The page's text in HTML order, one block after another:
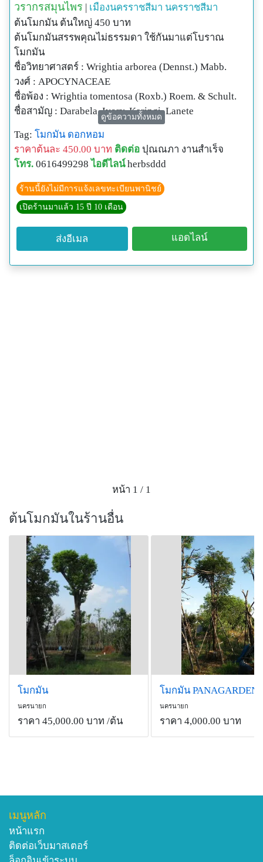
วรากรสมุนไพร | เมืองนครราชสีมา นครราชสีมา
ต้นโมกมัน ต้นใหญ่ 450 บาท
ต้นโมกมันสรรพคุณไม่ธรรมดา ใช้กันมาแต่โบราณ
โมกมัน
ชื่อวิทยาศาสตร์ : Wrightia arborea (Dennst.) Mabb.
วงศ์ : APOCYNACEAE
ชื่อพ้อง : Wrightia tomentosa (Roxb.) Roem. & Schult.
ชื่อสามัญ : Darabela, Ivory, Karingi, Lanete
ชื่ออื่น : แนแก มักมัน มูกน้อย มูกมัน
ลักษณะทางพฤกษศาสตร์ : ไม้ต้นขนาดกลาง สูงประมาณ
10-15 เมตร ใบ เป็นใบเดี่ยว เกิดเรียงสลับแบบตรงข้าม
แผ่นใบมีขนนุ่มปกคลุมโดยเฉพาะส่วนด้านใต้ใบ ลักษณะ
ใบเป็นรูปมน ขนาดกว้าง 3-8 ซม. ยาว 6-14 ซม. โคนและ
ปลายใบสอบเรียว ดอกออกเป็นช่อสั้นๆ เมื่อเริ่มบานข้าง
นอกสีเขียวอ่อน ด้านในสีขาวอมเหลือง เมื่อดอกบานจะมี
กลิ่นหอม ดอกออกประมาณเดือนเมษายน ถึง เดือน
พฤษภาคม ฝักยาวประมาณ 9-30 ซม. ภายในมีเมล็ดเรียง
ช่วยแก้ท้องร่วง (ยางจากต้น)
-ใช้เป็นยาแก้บิด ถ่ายเป็นมูกเลือด หมอยาพื้นบ้านจังหวัด
อุบลราชธานีจะใช้รากและเนื้อไม้นำมาต้มกับน้ำดื่มเป็น
ยาแก้บิด ถ่ายเป็นมูกเลือด (เปลือกต้น, ยางจากต้น, ราก
และเนื้อไม้)
-เนื้อไม้หรือแก่นมีรสร้อนขม เป็นยาขับโลหิต ช่วยขับ
โลหิตเสีย (เนื้อไม้หรือแก่น)
-ช่วยทำให้ประจำเดือนมาตามปกติ (เปลือกต้น)
-ช่วยแก้ตับพิการ (ใบ)
-ช่วยรักษาโรคไต (เปลือกต้น)
-ช่วยบำรุงถุงน้ำดี แก้ดีพิการ (แก่น)
-ช่วยขับน้ำเหลืองเสีย (ใบ)
-รากใช้เป็นยารักษางูกัด (ราก) ส่วนน้ำยางจากต้นใช้แก้
พิษงู (ยางจากต้น)
-ช่วยฆ่าเชื้อคุดทะราด เชื้อรำมะนาด (เปลือกต้น)
พยาธิ แก้ตกโลหิต แก้ฝีเปื่อยพัง แก้บวม แก้โรคผิวหนัง
จำพวกเรื้อน, เปลือกต้นเป็นยาแก้โลหิต แก้กำเดา เสมหะ
แก้จุกเสียด แก้ท้องร่วง แก้ตัวพยาธิ แก้ตกโลหิต ฆ่าพยาธิ
ดูข้อความทั้งหมด
Tag: โมกมัน ดอกหอม
ราคาต้นละ 450.00 บาท ติดต่อ ปุณณภา งานสำเร็จ
โทร. 0616499298 ไอดีไลน์ herbsddd
ร้านนี้ยังไม่มีการแจ้งเลขทะเบียนพานิชย์
เปิดร้านมาแล้ว 15 ปี 10 เดือน
ส่งอีเมล แอดไลน์
หน้า 1 / 1
ต้นโมกมันในร้านอื่น
โมกมัน
นครนายก
ราคา 45,000.00 บาท /ต้น
โมกมัน PANAGARDEN
นครนายก
ราคา 4,000.00 บาท
เมนูหลัก
หน้าแรก
ติดต่อเว็บมาสเตอร์